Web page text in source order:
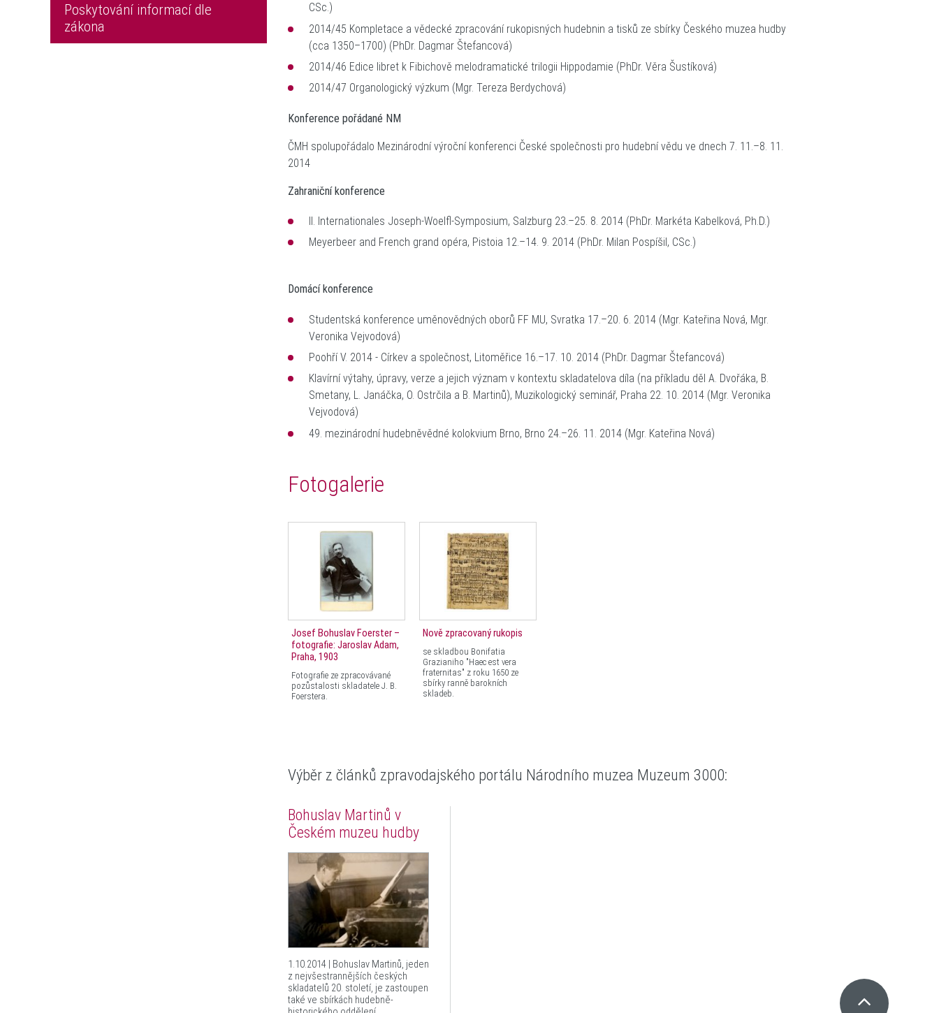
CSc.)
2014/45 Kompletace a vědecké zpracování rukopisných hudebnin a tisků ze sbírky Českého muzea hudby
(cca 1350–1700) (PhDr. Dagmar Štefancová)
2014/46 Edice libret k Fibichově melodramatické trilogii Hippodamie (PhDr. Věra Šustíková)
2014/47 Organologický výzkum (Mgr. Tereza Berdychová)
Konference pořádané NM
ČMH spolupořádalo Mezinárodní výroční konferenci České společnosti pro hudební vědu ve dnech 7. 11.–8. 11.
2014
Zahraniční konference
II. Internationales Joseph-Woelfl-Symposium, Salzburg 23.–25. 8. 2014 (PhDr. Markéta Kabelková, Ph.D.)
Meyerbeer and French grand opéra, Pistoia 12.–14. 9. 2014 (PhDr. Milan Pospíšil, CSc.)
Domácí konference
Studentská konference uměnovědných oborů FF MU, Svratka 17.–20. 6. 2014 (Mgr. Kateřina Nová, Mgr.
Veronika Vejvodová)
Poohří V. 2014 - Církev a společnost, Litoměřice 16.–17. 10. 2014 (PhDr. Dagmar Štefancová)
Klavírní výtahy, úpravy, verze a jejich význam v kontextu skladatelova díla (na příkladu děl A. Dvořáka, B.
Smetany, L. Janáčka, O. Ostrčila a B. Martinů), Muzikologický seminář, Praha 22. 10. 2014 (Mgr. Veronika
Vejvodová)
49. mezinárodní hudebněvědné kolokvium Brno, Brno 24.–26. 11. 2014 (Mgr. Kateřina Nová)
Fotogalerie
Josef Bohuslav Foerster –
fotografie: Jaroslav Adam,
Praha, 1903
Fotografie ze zpracovávané
pozůstalosti skladatele J. B.
Foerstera.
Nově zpracovaný rukopis
se skladbou Bonifatia
Grazianiho "Haec est vera
fraternitas" z roku 1650 ze
sbírky ranně barokních
skladeb.
Výběr z článků zpravodajského portálu Národního muzea Muzeum 3000:
Bohuslav Martinů v
Českém muzeu hudby
1.10.2014 | Bohuslav Martinů, jeden
z nejvšestrannějších českých
skladatelů 20. století, je zastoupen
také ve sbírkách hudebně-
Poskytování informací dle
zákona